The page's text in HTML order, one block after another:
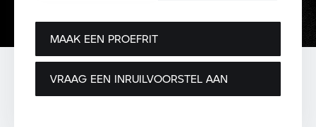
MAAK EEN PROEFRIT
VRAAG EEN INRUILVOORSTEL AAN